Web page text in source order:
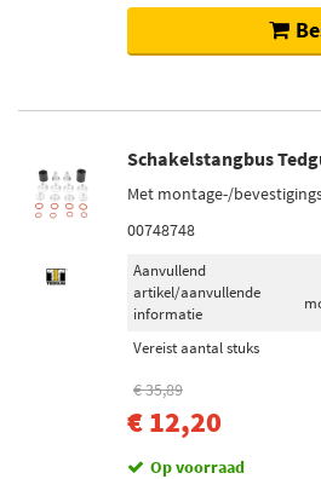
Schakelstangbus
Met montage-/
00748748
Aanvullend
artikel/aanvullende
informatie
Vereist aantal stuks
€ 35,89
€ 12,20
Op voorraad